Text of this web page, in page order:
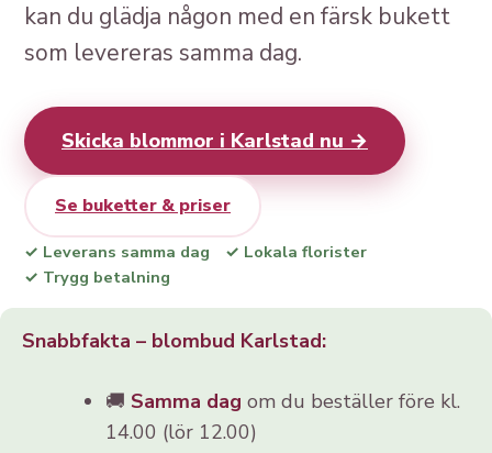
kan du glädja någon med en färsk bukett
som levereras samma dag.
Skicka blommor i Karlstad nu →
Se buketter & priser
✓ Leverans samma dag
✓ Lokala florister
✓ Trygg betalning
Snabbfakta – blombud Karlstad:
🚚 Samma dag om du beställer före kl.
14.00 (lör 12.00)